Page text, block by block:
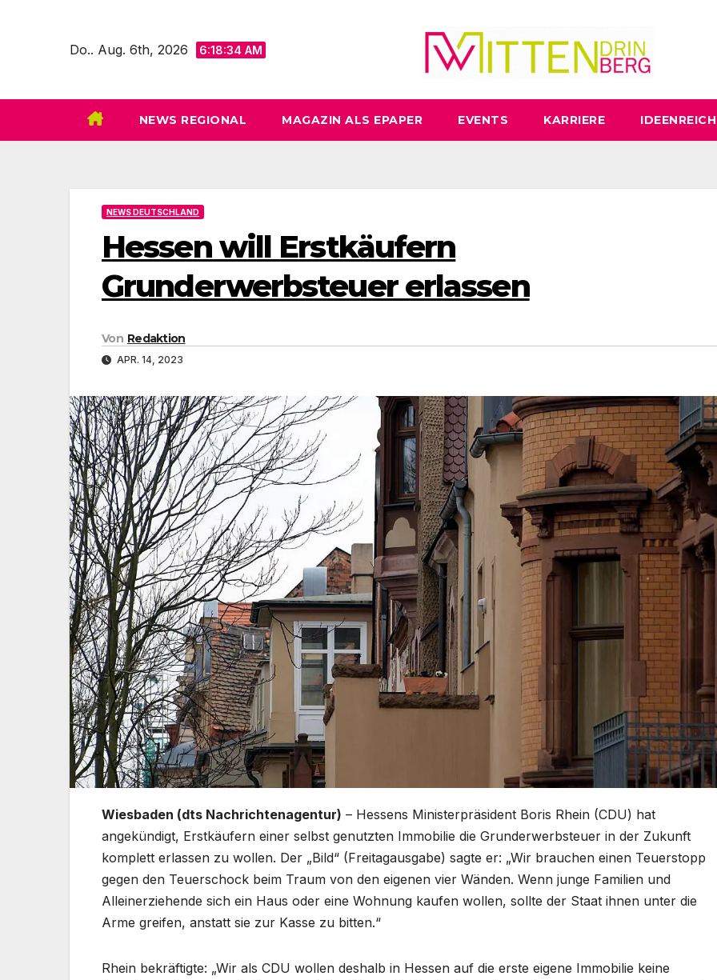
Do.. Aug. 6th, 2026 6:18:36 AM
NEWS REGIONAL MAGAZIN ALS EPAPER EVENTS KARRIERE IDEENREICH
NEWS DEUTSCHLAND
Hessen will Erstkäufern
Grunderwerbsteuer erlassen
Von Redaktion
APR. 14, 2023
Wiesbaden (dts Nachrichtenagentur) – Hessens Ministerpräsident Boris Rhein (CDU) hat
angekündigt, Erstkäufern einer selbst genutzten Immobilie die Grunderwerbsteuer in der Zukunft
komplett erlassen zu wollen. Der „Bild“ (Freitagausgabe) sagte er: „Wir brauchen einen Teuerstopp
gegen den Teuerschock beim Traum von den eigenen vier Wänden. Wenn junge Familien und
Alleinerziehende sich ein Haus oder eine Wohnung kaufen wollen, sollte der Staat ihnen unter die
Arme greifen, anstatt sie zur Kasse zu bitten.“
Rhein bekräftigte: „Wir als CDU wollen deshalb in Hessen auf die erste eigene Immobilie keine